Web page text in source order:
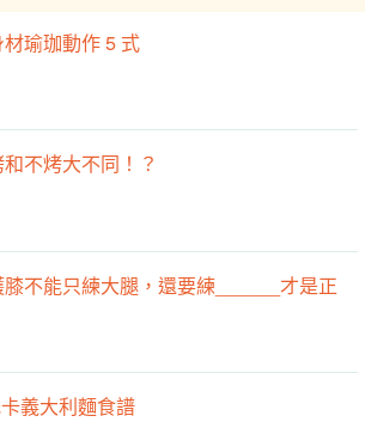
瑜珈動作 5 式
不烤大不同！？
膝不能只練大腿，還要練______才是正
義大利麵食譜